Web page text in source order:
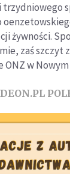
trzydniowego
żywności.
zaś szczyt
ONZ w
DEON.PL